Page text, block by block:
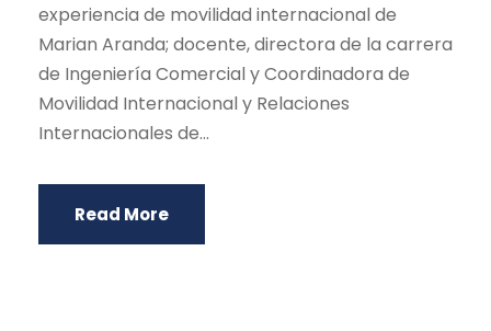
experiencia de movilidad internacional de
Marian Aranda; docente, directora de la carrera
de Ingeniería Comercial y Coordinadora de
Movilidad Internacional y Relaciones
Internacionales de...
Read More